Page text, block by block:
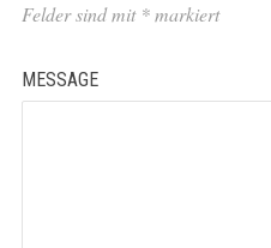
Felder sind mit *markiert
MESSAGE